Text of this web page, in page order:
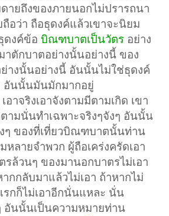
ายถึงของภายนอกไม่ปรารถนา
อว่า ถือธุดงค์แล้วเขาจะนิยม
ดงค์ข้อบิณฑบาตเป็นวัตร อย่าง
าตักบาตอย่างนั้นอย่างนี้ ของ
างนั้นอย่างนี้ อันนั้นไม่ใช่ธุดงค์
อันนั้นมันมักมากอยู่
อาจริงเอาจังตามมีตามเกิด เขา
ามนั่นทำเฉพาะจริงๆจังๆ อันนั้น
ๆ ของที่เที่ยวบิณฑบาตนั้นท่าน
หลายจำพวก ผู้ถือเคร่งครัดเอา
รล้วนๆ ของมานอกบาตรไม่เอา
กลับมาแล้วไม่เอา ถ้าหากไม่
รกก็ไม่เอาอีกนั่นแหละ นั่น
อันนั้นเป็นความหมายท่าน